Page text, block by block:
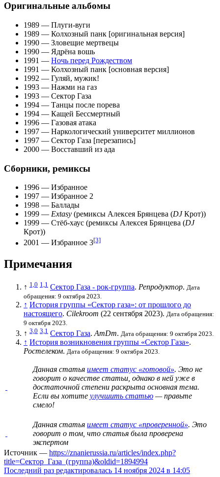
Оригинальные альбомы
1989 — Плуги-вуги
1989 — Колхозный панк [оригинальная версия]
1990 — Зловещие мертвецы
1990 — Ядрёна вошь
1991 — Ночь перед Рождеством
1991 — Колхозный панк [основная версия]
1992 — Гуляй, мужик!
1993 — Нажми на газ
1993 — Сектор Газа
1994 — Танцы после порева
1994 — Кащей Бессмертный
1996 — Газовая атака
1997 — Наркологический университет миллионов
1997 — Сектор Газа [перезапись]
2000 — Восставший из ада
Сборники, ремиксы
1996 — Избранное
1997 — Избранное 2
1998 — Баллады
1999 — Extasy (ремиксы Алексея Брянцева (DJКрот))
1999 — Стёб-хаус (ремиксы Алексея Брянцева (DJ
Крот))
2001 — Избранное 3[3]
Примечания
↑ 1,0 1,1 Сектор Газа - рок-группа. Репродуктор. Дата
обращения: 9 октября 2023.
↑ История группы «Сектор газа»: от прошлого до
настоящего. Cilekroom (22 сентября 2023). Дата обращения:
9 октября 2023.
↑ 3,0 3,1 Сектор Газа. AmDm. Дата обращения: 9 октября 2023.
↑ История возникновения группы «Сектор Газа».
Ростелеком. Дата обращения: 9 октября 2023.
Данная статья имеет статус «готовой». Это не
говорит о качестве статьи , однако в ней уже в
достаточной степени раскрыта основная тема.
Если вы хотите улучшить статью — правьте
смело!
Данная статья имеет статус «проверенной». Это
говорит о том, что статья была проверена
экспертом
Источник — https://znanierussia.ru/articles/index.php?
title=Сектор_Газа_(группа)&oldid=1894994
Последний раз редактировалась 14 ноября 2024 в 14:05